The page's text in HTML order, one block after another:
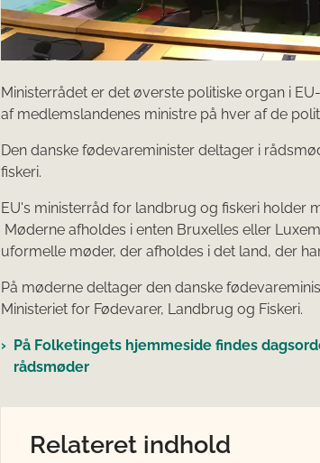
Ministerrådet er det øverste politiske organ i
af medlemslandenes ministre på hver af de
Den danske fødevareminister deltager i
fiskeri.
EU's ministerråd for landbrug og fiskeri holder
Møderne afholdes i enten Bruxelles eller
uformelle møder, der afholdes i det land, der
På møderne deltager den danske
Ministeriet for Fødevarer, Landbrug og Fiskeri.
På Folketingets hjemmeside findes
rådsmøder
Relateret indhold